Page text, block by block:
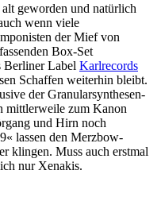
geworden und natürlich
wenn viele
der Mief von
Box-Set
Berliner Label Karlrecords
Schaffen weiterhin bleibt.
der Granularsynthesen-
mittlerweile zum Kanon
und Hirn noch
lassen den Merzbow-
klingen. Muss auch erstmal
nur Xenakis.